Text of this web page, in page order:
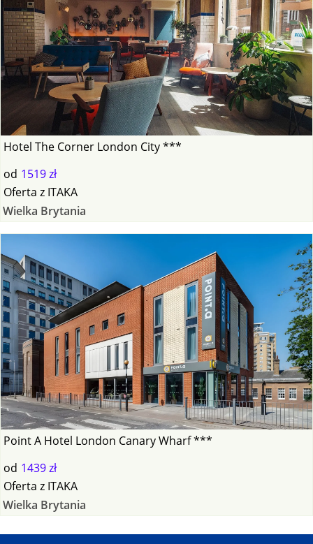
Hotel The Corner London City ***
od 1519 zł
Oferta z ITAKA
Wielka Brytania
Point A Hotel London Canary Wharf ***
od 1439 zł
Oferta z ITAKA
Wielka Brytania